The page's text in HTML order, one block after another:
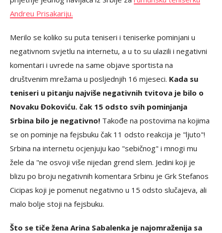
Andreu Prisakariju.
Merilo se koliko su puta teniseri i teniserke pominjani u
negativnom svjetlu na internetu, a u to su ulazili i negativni
komentari i uvrede na same objave sportista na
društvenim mrežama u posljednjih 16 mjeseci. Kada su
teniseri u pitanju najviše negativnih tvitova je bilo o
Novaku Đokoviću. čak 15 odsto svih pominjanja
Srbina bilo je negativno! Takođe na postovima na kojima
se on pominje na fejsbuku čak 11 odsto reakcija je "ljuto"!
Srbina na internetu ocjenjuju kao "sebičnog" i mnogi mu
žele da "ne osvoji više nijedan grend slem. Jedini koji je
blizu po broju negativnih komentara Srbinu je Grk Stefanos
Cicipas koji je pomenut negativno u 15 odsto slučajeva, ali
malo bolje stoji na fejsbuku.
Što se tiče žena Arina Sabalenka je najomraženija sa